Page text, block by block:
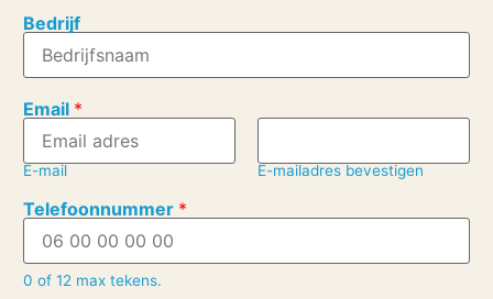
Bedrijf
Email *
E-mail E-mailadres bevestigen
B
e
c
h
Telefoonnummer *
0 of 12 max tekens.